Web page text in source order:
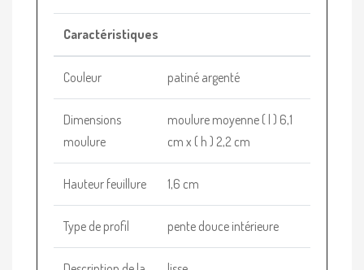
Caractéristiques
Couleur patiné argenté
Dimensions
moulure
moulure moyenne ( l ) 6,1
cm x ( h ) 2,2 cm
Hauteur feuillure 1,6 cm
Type de profil pente douce intérieure